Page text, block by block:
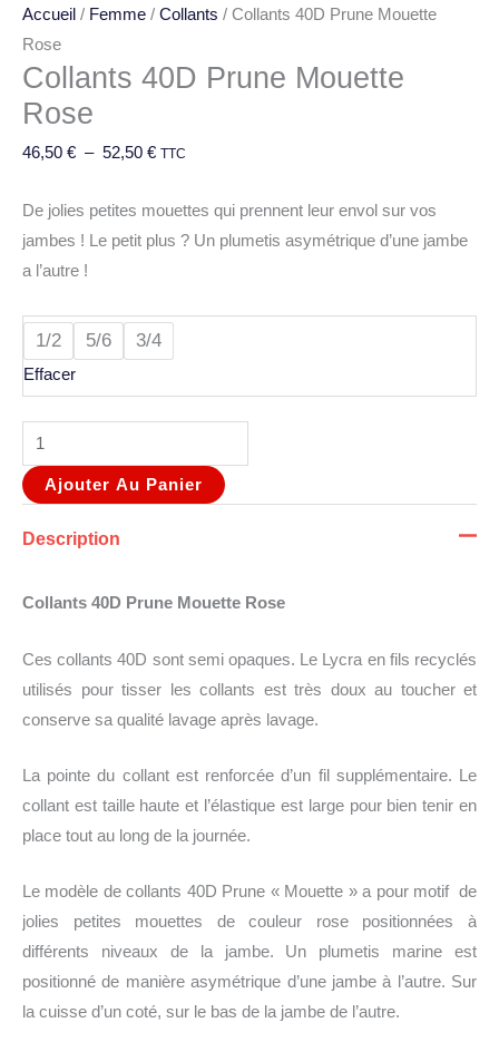
Accueil / Femme / Collants / Collants 40D Prune Mouette
Rose
Collants 40D Prune Mouette
Rose
46,50 € – 52,50 € TTC
De jolies petites mouettes qui prennent leur envol sur vos
jambes ! Le petit plus ? Un plumetis asymétrique d’une jambe
a l’autre !
1/2 5/6 3/4
Effacer
Ajouter Au Panier
Description
Collants 40D Prune Mouette Rose
Ces collants 40D sont semi opaques. Le Lycra en fils recyclés
utilisés pour tisser les collants est très doux au toucher et
conserve sa qualité lavage après lavage.
La pointe du collant est renforcée d’un fil supplémentaire. Le
collant est taille haute et l’élastique est large pour bien tenir en
place tout au long de la journée.
Le modèle de collants 40D Prune « Mouette » a pour motif de
jolies petites mouettes de couleur rose positionnées à
différents niveaux de la jambe. Un plumetis marine est
positionné de manière asymétrique d’une jambe à l’autre. Sur
la cuisse d’un coté, sur le bas de la jambe de l’autre.